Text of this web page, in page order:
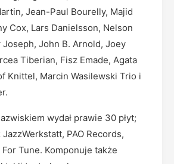
Jean-Paul Bourelly, Majid
Cox, Lars Danielsson, Nelson
Joseph, John B. Arnold, Joey
Tiberian, Fisz Emade, Agata
Knittel, Marcin Wasilewski Trio i
wydał prawie 30 płyt;
PAO Records,
Tune. Komponuje także